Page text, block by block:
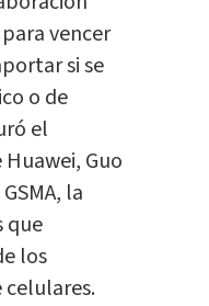
vencer
si se
o de
el
Guo
la
que
los
celulares.